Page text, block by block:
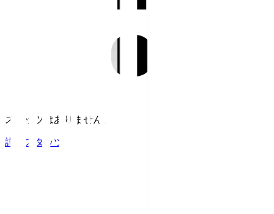
スタッツはありません。
詳細スタッツ